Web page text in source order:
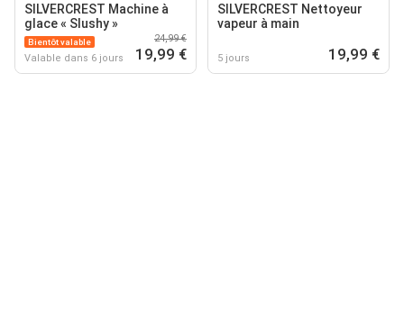
SILVERCREST Machine à
glace « Slushy »
Bientôt valable
Valable dans 6 jours
24,99 €
19,99 €
SILVERCREST Nettoyeur
vapeur à main
5 jours 19,99 €